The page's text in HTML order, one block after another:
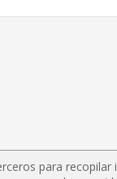
para